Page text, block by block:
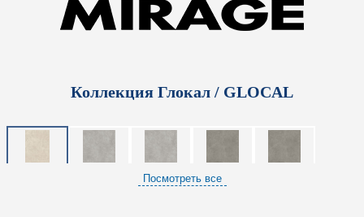
Коллекция Глокал / GLOCAL
Посмотреть все